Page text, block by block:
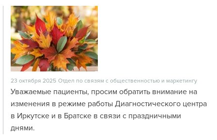
23 октября 2025 Отдел по связям с общественностью и маркетингу
Уважаемые пациенты, просим обратить внимание на
изменения в режиме работы Диагностического центра
в Иркутске и в Братске в связи с праздничными
днями.